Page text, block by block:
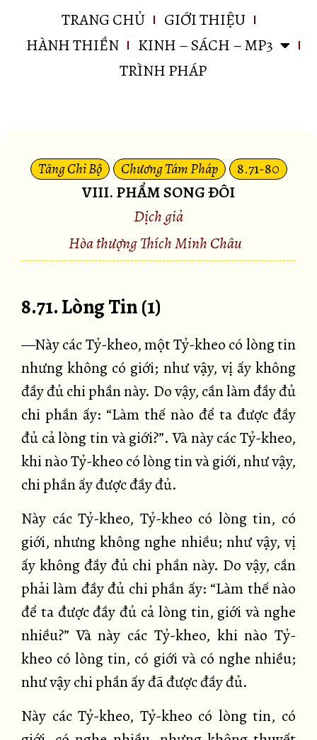
TRANG CHỦ
GIỚI THIỆU
HÀNH THIỀN
KINH – SÁCH – MP3
TRÌNH PHÁP
Tăng Chi Bộ Chương Tám Pháp 8.71-80
VIII. PHẨM SONG ÐÔI
Dịch giả
Hòa thượng Thích Minh Châu
8.71. Lòng Tin (1)
—Này các Tỷ-kheo, một Tỷ-kheo có lòng tin
nhưng không có giới; như vậy, vị ấy không
đầy đủ chi phần này. Do vậy, cần làm đầy đủ
chi phần ấy: “Làm thế nào để ta được đầy
đủ cả lòng tin và giới?”. Và này các Tỷ-kheo,
khi nào Tỷ-kheo có lòng tin và giới, như vậy,
chi phần ấy được đầy đủ.
Này các Tỷ-kheo, Tỷ-kheo có lòng tin, có
giới, nhưng không nghe nhiều; như vậy, vị
ấy không đầy đủ chi phần này. Do vậy, cần
phải làm đầy đủ chi phần ấy: “Làm thế nào
để ta được đầy đủ cả lòng tin, giới và nghe
nhiều?” Và này các Tỷ-kheo, khi nào Tỷ-
kheo có lòng tin, có giới và có nghe nhiều;
như vậy chi phần ấy đã được đầy đủ.
Này các Tỷ-kheo, Tỷ-kheo có lòng tin, có